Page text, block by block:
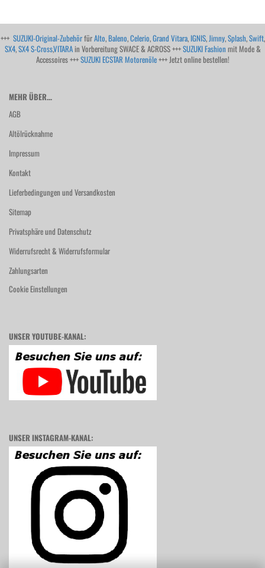
+++ SUZUKI-Original-ZubehörfürAlto,Baleno,Celerio,Grand Vitara, IGNIS,Jimny,Splash,Swift,
SX4,SX4 S-Cross,VITARAin Vorbereitung SWACE & ACROSS +++SUZUKI Fashion mit Mode &
Accessoires +++SUZUKI ECSTAR Motorenöle+++ Jetzt online bestellen!
MEHR ÜBER...
AGB
Altölrücknahme
Impressum
Kontakt
Lieferbedingungen und Versandkosten
Sitemap
Privatsphäre und Datenschutz
Widerrufsrecht & Widerrufsformular
Zahlungsarten
Cookie Einstellungen
UNSER YOUTUBE-KANAL:
UNSER INSTAGRAM-KANAL: